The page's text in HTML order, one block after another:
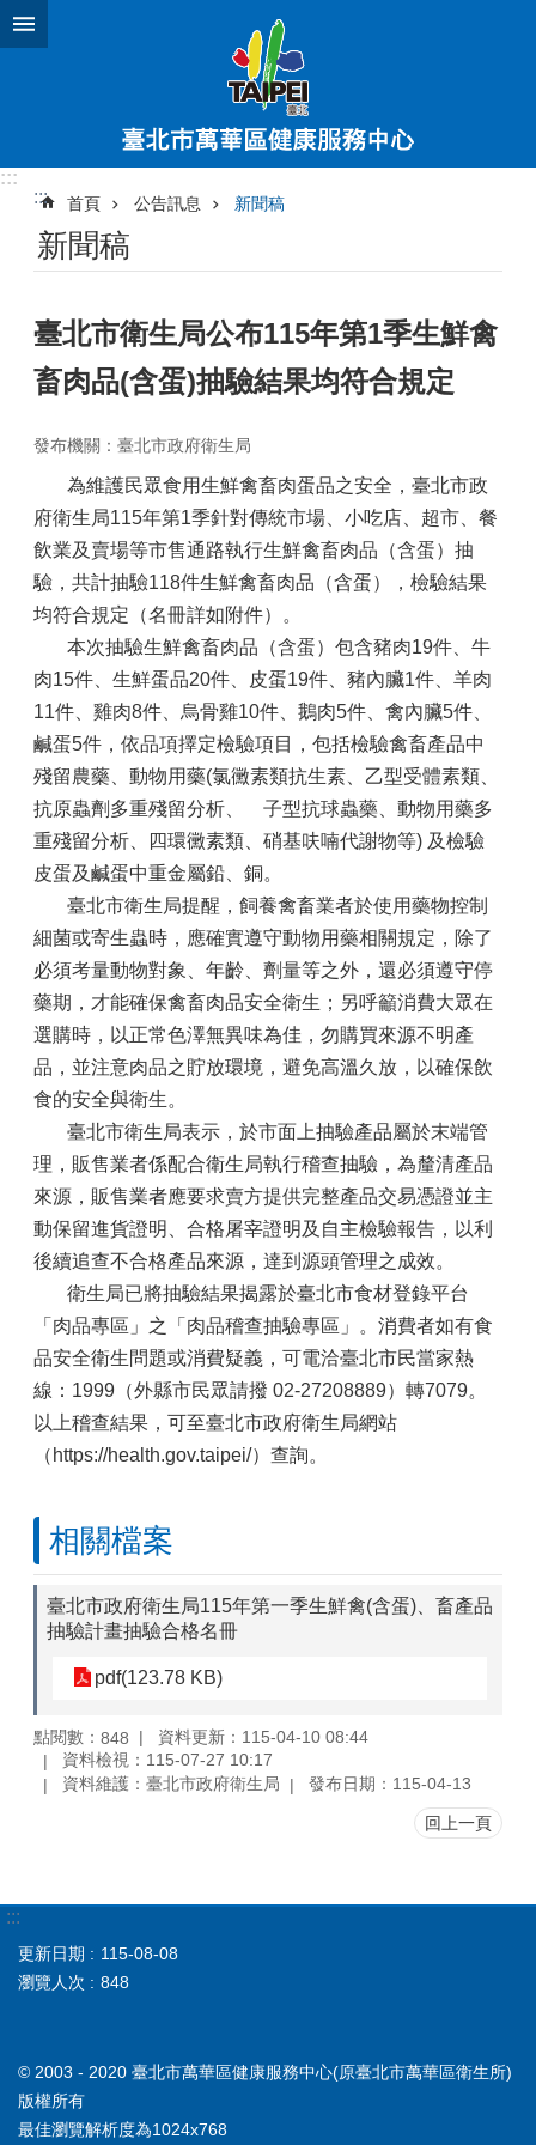
跳到主要內容區塊
:::
:::
首頁 公告訊息 新聞稿
新聞稿
臺北市衛生局公布115年第1季生鮮禽
畜肉品(含蛋)抽驗結果均符合規定
發布機關：臺北市政府衛生局
為維護民眾食用生鮮禽畜肉蛋品之安全，臺北市政
府衛生局115年第1季針對傳統市場、小吃店、超市、餐
飲業及賣場等市售通路執行生鮮禽畜肉品（含蛋）抽
驗，共計抽驗118件生鮮禽畜肉品（含蛋），檢驗結果
均符合規定（名冊詳如附件）。
本次抽驗生鮮禽畜肉品（含蛋）包含豬肉19件、牛
肉15件、生鮮蛋品20件、皮蛋19件、豬內臟1件、羊肉
11件、雞肉8件、烏骨雞10件、鵝肉5件、禽內臟5件、
鹹蛋5件，依品項擇定檢驗項目，包括檢驗禽畜產品中
殘留農藥、動物用藥(氯黴素類抗生素、乙型受體素類、
抗原蟲劑多重殘留分析、離子型抗球蟲藥、動物用藥多
重殘留分析、四環黴素類、硝基呋喃代謝物等) 及檢驗
皮蛋及鹹蛋中重金屬鉛、銅。
臺北市衛生局提醒，飼養禽畜業者於使用藥物控制
細菌或寄生蟲時，應確實遵守動物用藥相關規定，除了
必須考量動物對象、年齡、劑量等之外，還必須遵守停
藥期，才能確保禽畜肉品安全衛生；另呼籲消費大眾在
選購時，以正常色澤無異味為佳，勿購買來源不明產
品，並注意肉品之貯放環境，避免高溫久放，以確保飲
食的安全與衛生。
臺北市衛生局表示，於市面上抽驗產品屬於末端管
理，販售業者係配合衛生局執行稽查抽驗，為釐清產品
來源，販售業者應要求賣方提供完整產品交易憑證並主
動保留進貨證明、合格屠宰證明及自主檢驗報告，以利
後續追查不合格產品來源，達到源頭管理之成效。
衛生局已將抽驗結果揭露於臺北市食材登錄平台
「肉品專區」之「肉品稽查抽驗專區」。消費者如有食
品安全衛生問題或消費疑義，可電洽臺北市民當家熱
線：1999（外縣市民眾請撥 02-27208889）轉7079。
以上稽查結果，可至臺北市政府衛生局網站
（https://health.gov.taipei/）查詢。
相關檔案
臺北市政府衛生局115年第一季生鮮禽(含蛋)、畜產品
抽驗計畫抽驗合格名冊
pdf(123.78 KB)
點閱數： 848
資料更新：115-04-10 08:44
資料檢視：115-07-27 10:17
資料維護：臺北市政府衛生局
發布日期：115-04-13
回上一頁
:::
更新日期
115-08-08
瀏覽人次
848
© 2003 - 2020 臺北市萬華區健康服務中心(原臺北市萬華區衛生所)
版權所有
最佳瀏覽解析度為1024x768